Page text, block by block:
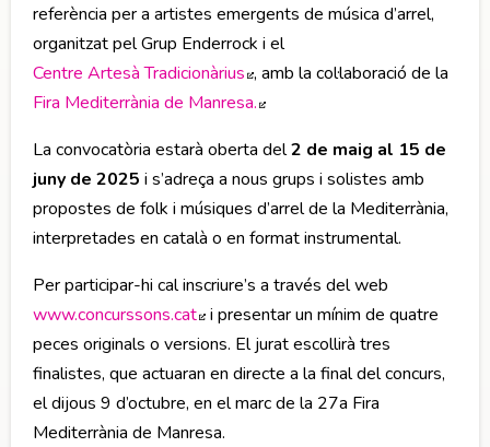
referència per a artistes emergents de música d’arrel,
organitzat pel Grup Enderrock i el
Centre Artesà Tradicionàrius Abre en nueva ventana
, amb la col·laboració de la
Fira Mediterrània de Manresa.
La convocatòria estarà oberta del2 de maig al 15 de
juny de 2025 i s’adreça a nous grups i solistes amb
propostes de folk i músiques d’arrel de la Mediterrània,
interpretades en català o en format instrumental.
Per participar-hi cal inscriure’s a través del web
www.concurssons.cat Abre en nueva ventana
i presentar un mínim de quatre
peces originals o versions. El jurat escollirà tres
finalistes, que actuaran en directe a la final del concurs,
el dijous 9 d’octubre, en el marc de la 27a Fira
Mediterrània de Manresa.